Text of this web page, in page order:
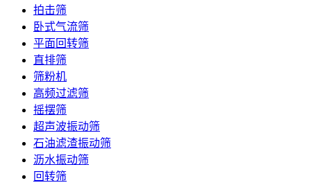
拍击筛
卧式气流筛
平面回转筛
直排筛
筛粉机
高频过滤筛
摇摆筛
超声波振动筛
石油滤渣振动筛
沥水振动筛
回转筛